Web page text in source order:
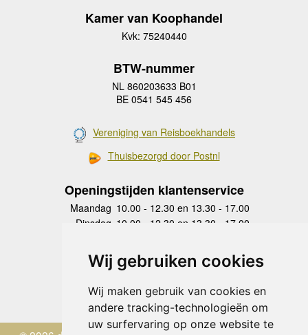
Wij gebruiken cookies
Wij maken gebruik van cookies en
andere tracking-technologieën om
uw surfervaring op onze website te
Kamer van Koophandel
Kvk: 75240440
BTW-nummer
NL 860203633 B01
BE 0541 545 456
Vereniging van Reisboekhandels
Thuisbezorgd door Postnl
Openingstijden klantenservice
Maandag 10.00 - 12.30 en 13.30 - 17.00
Dinsdag 10.00 - 12.30 en 13.30 - 17.00
Donderdag
10.00 - 12.30 en 13.30 - 17.00
Vrijdag 10.00 - 12.30 en 13.30 - 17.00
Zaterdag
gesloten
Zondag gesloten